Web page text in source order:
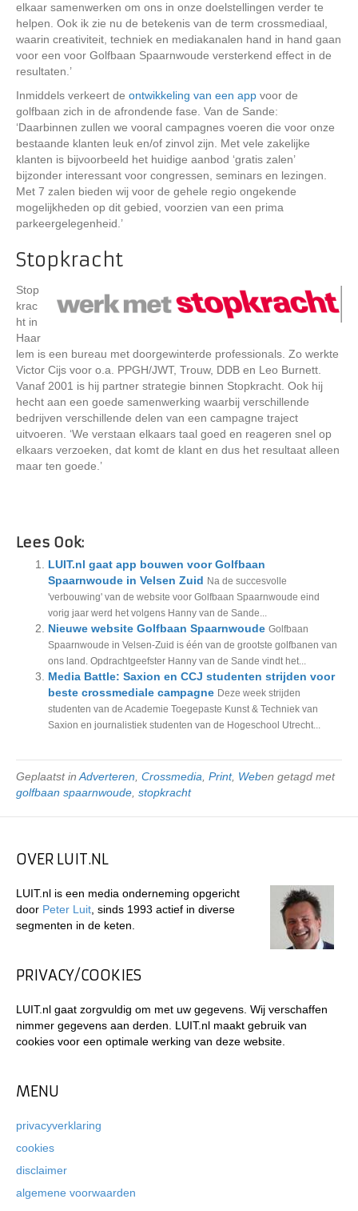
elkaar samenwerken om ons in onze doelstellingen verder te
helpen. Ook ik zie nu de betekenis van de term crossmediaal,
waarin creativiteit, techniek en mediakanalen hand in hand gaan
voor een voor Golfbaan Spaarnwoude versterkend effect in de
resultaten.’
Inmiddels verkeert de ontwikkeling van een app voor de
golfbaan zich in de afrondende fase. Van de Sande:
‘Daarbinnen zullen we vooral campagnes voeren die voor onze
bestaande klanten leuk en/of zinvol zijn. Met vele zakelijke
klanten is bijvoorbeeld het huidige aanbod ‘gratis zalen’
bijzonder interessant voor congressen, seminars en lezingen.
Met 7 zalen bieden wij voor de gehele regio ongekende
mogelijkheden op dit gebied, voorzien van een prima
parkeergelegenheid.’
Stopkracht
Stop
krac
ht in
Haar
lem is een bureau met doorgewinterde professionals. Zo werkte
Victor Cijs voor o.a. PPGH/JWT, Trouw, DDB en Leo Burnett.
Vanaf 2001 is hij partner strategie binnen Stopkracht. Ook hij
hecht aan een goede samenwerking waarbij verschillende
bedrijven verschillende delen van een campagne traject
uitvoeren. ‘We verstaan elkaars taal goed en reageren snel op
elkaars verzoeken, dat komt de klant en dus het resultaat alleen
maar ten goede.’
Lees Ook:
LUIT.nl gaat app bouwen voor Golfbaan
Spaarnwoude in Velsen Zuid Na de succesvolle
'verbouwing' van de website voor Golfbaan Spaarnwoude eind
vorig jaar werd het volgens Hanny van de Sande...
Nieuwe website Golfbaan Spaarnwoude Golfbaan
Spaarnwoude in Velsen-Zuid is één van de grootste golfbanen van
ons land. Opdrachtgeefster Hanny van de Sande vindt het...
Media Battle: Saxion en CCJ studenten strijden voor
beste crossmediale campagne Deze week strijden
studenten van de Academie Toegepaste Kunst & Techniek van
Saxion en journalistiek studenten van de Hogeschool Utrecht...
Geplaatst in Adverteren Crossmedia Print, Weben getagd met
golfbaan spaarnwoude stopkracht
OVER LUIT.NL
LUIT.nl is een media onderneming opgericht
door Peter Luit , sinds 1993 actief in diverse
segmenten in de keten.
PRIVACY/COOKIES
LUIT.nl gaat zorgvuldig om met uw gegevens. Wij verschaffen
nimmer gegevens aan derden. LUIT.nl maakt gebruik van
cookies voor een optimale werking van deze website.
MENU
privacyverklaring
cookies
disclaimer
algemene voorwaarden